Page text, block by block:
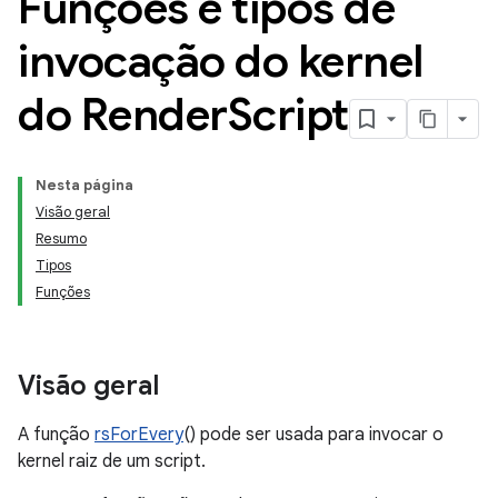
invocação do kernel
do RenderScript
Nesta página
Visão geral
Resumo
Tipos
Funções
Visão geral
A função rsForEvery() pode ser usada para invocar o
kernel raiz de um script.